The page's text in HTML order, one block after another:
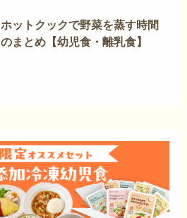
ホットクックで野菜を蒸す時間
のまとめ【幼児食・離乳食】